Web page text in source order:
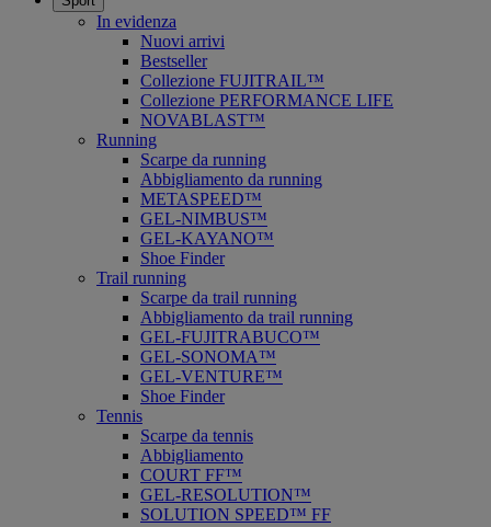
In evidenza
Nuovi arrivi
Bestseller
Collezione FUJITRAIL™
Collezione PERFORMANCE LIFE
NOVABLAST™
Running
Scarpe da running
Abbigliamento da running
METASPEED™
GEL-NIMBUS™
GEL-KAYANO™
Shoe Finder
Trail running
Scarpe da trail running
Abbigliamento da trail running
GEL-FUJITRABUCO™
GEL-SONOMA™
GEL-VENTURE™
Shoe Finder
Tennis
Scarpe da tennis
Abbigliamento
COURT FF™
GEL-RESOLUTION™
SOLUTION SPEED™ FF